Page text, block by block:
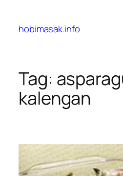
content
hobimasak.info
Tag:
kalengan